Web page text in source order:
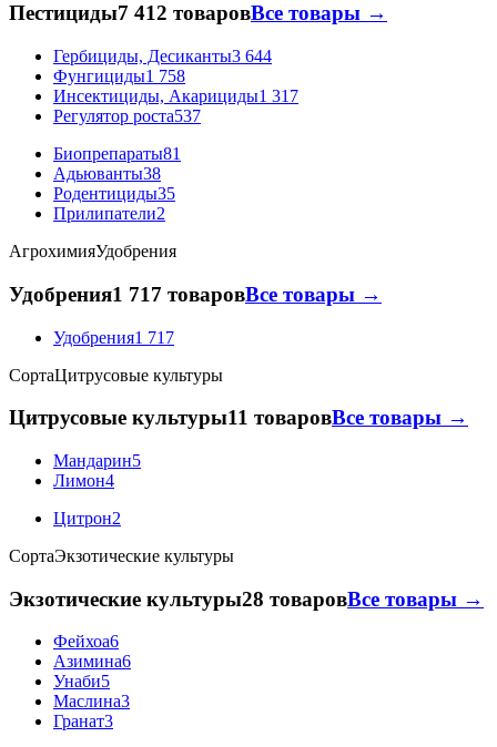
Пестициды7 412 товаровВсе товары →
Гербициды, Десиканты3 644
Фунгициды1 758
Инсектициды, Акарициды1 317
Регулятор роста537
Биопрепараты81
Адьюванты38
Родентициды35
Прилипатели2
АгрохимияУдобрения
Удобрения1 717 товаровВсе товары →
Удобрения1 717
СортаЦитрусовые культуры
Цитрусовые культуры11 товаровВсе товары →
Мандарин5
Лимон4
Цитрон2
СортаЭкзотические культуры
Экзотические культуры28 товаровВсе товары →
Фейхоа6
Азимина6
Унаби5
Маслина3
Гранат3